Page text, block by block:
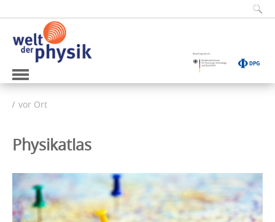
vor Ort
Physikatlas